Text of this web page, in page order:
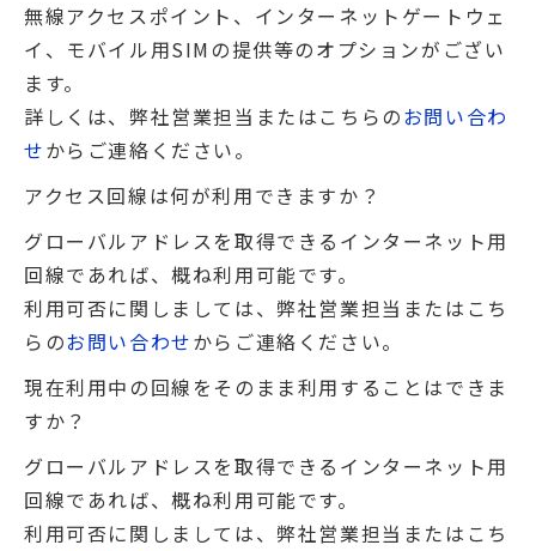
無線アクセスポイント、インターネットゲートウェ
イ、モバイル用SIMの提供等のオプションがござい
ます。
詳しくは、弊社営業担当またはこちらのお問い合わ
せからご連絡ください。
アクセス回線は何が利用できますか？
グローバルアドレスを取得できるインターネット用
回線であれば、概ね利用可能です。
利用可否に関しましては、弊社営業担当またはこち
らのお問い合わせからご連絡ください。
現在利用中の回線をそのまま利用することはできま
すか？
グローバルアドレスを取得できるインターネット用
回線であれば、概ね利用可能です。
利用可否に関しましては、弊社営業担当またはこち